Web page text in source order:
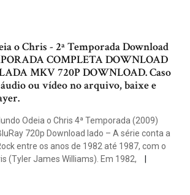
o Chris - 2ª Temporada Download
COMPLETA DOWNLOAD
MKV 720P DOWNLOAD. Caso
ou vídeo no arquivo, baixe e
Odeia o Chris 4ª Temporada (2009)
720p Download lado – A série conta a
entre os anos de 1982 até 1987, com o
(Tyler James Williams). Em 1982,